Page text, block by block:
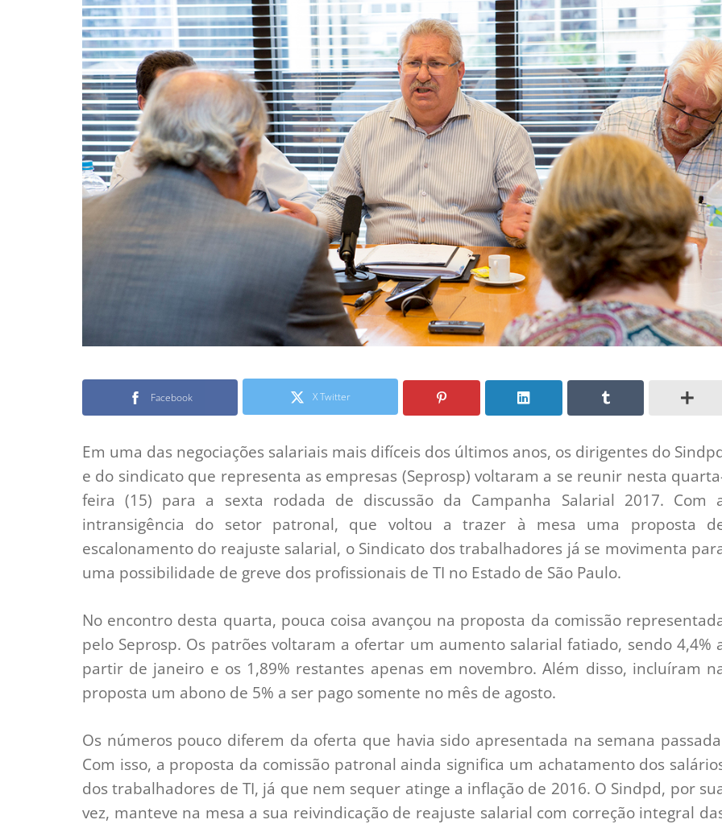
Facebook X Twitter
Em uma das negociações salariais mais difíceis dos últimos anos, os dirigentes do
e do sindicato que representa as empresas (Seprosp) voltaram a se reunir nesta
feira (15) para a sexta rodada de discussão da Campanha Salarial 2017. Com
intransigência do setor patronal, que voltou a trazer à mesa uma proposta
escalonamento do reajuste salarial, o Sindicato dos trabalhadores já se movimenta
uma possibilidade de greve dos profissionais de TI no Estado de São Paulo.
No encontro desta quarta, pouca coisa avançou na proposta da comissão
pelo Seprosp. Os patrões voltaram a ofertar um aumento salarial fatiado, sendo 4,4%
partir de janeiro e os 1,89% restantes apenas em novembro. Além disso, incluíram
proposta um abono de 5% a ser pago somente no mês de agosto.
Os números pouco diferem da oferta que havia sido apresentada na semana
Com isso, a proposta da comissão patronal ainda significa um achatamento dos
dos trabalhadores de TI, já que nem sequer atinge a inflação de 2016. O Sindpd, por
vez, manteve na mesa a sua reivindicação de reajuste salarial com correção integral